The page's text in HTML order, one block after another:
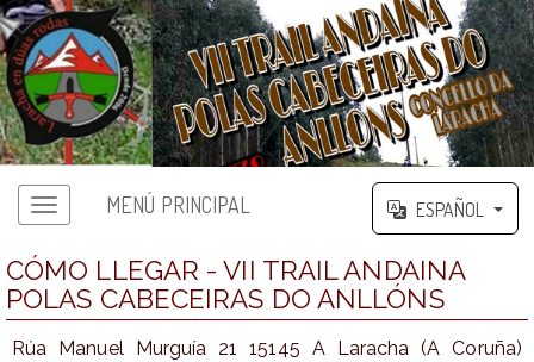
MENÚ PRINCIPAL ESPAÑOL
CÓMO LLEGAR - VII TRAIL ANDAINA
POLAS CABECEIRAS DO ANLLÓNS
Rúa Manuel Murguía 21 15145 A Laracha (A Coruña)